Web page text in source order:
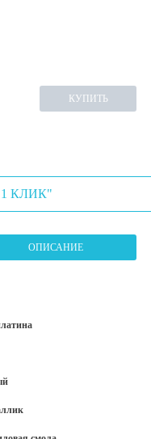
КУПИТЬ
КЛИК"
ОПИСАНИЕ